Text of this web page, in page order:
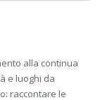
alla continua
e luoghi da
raccontare le